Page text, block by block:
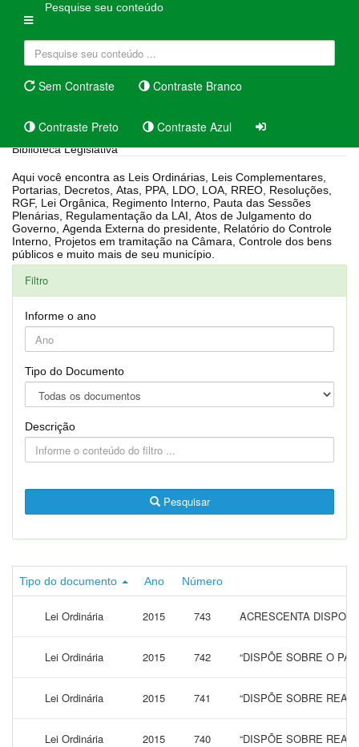
Pesquise seu conteúdo
Sem Contraste Contraste Branco
Contraste Preto Contraste Azul
Biblioteca Legislativa
Aqui você encontra as Leis Ordinárias, Leis Complementares,
Portarias, Decretos, Atas, PPA, LDO, LOA, RREO, Resoluções,
RGF, Lei Orgânica, Regimento Interno, Pauta das Sessões
Plenárias, Regulamentação da LAI, Atos de Julgamento do
Governo, Agenda Externa do presidente, Relatório do Controle
Interno, Projetos em tramitação na Câmara, Controle dos bens
públicos e muito mais de seu município.
Filtro
Informe o ano
Tipo do Documento
Descrição
Pesquisar
Tipo do documento Ano Número
Lei Ordinária 2015 743 ACRESCENTA
Lei Ordinária 2015 742 “DISPÕE SOBRE O
Lei Ordinária 2015 741 “DISPÕE SOBRE
Lei Ordinária 2015 740 “DISPÕE SOBRE